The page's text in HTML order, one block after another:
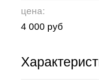
цена:
4 000 руб